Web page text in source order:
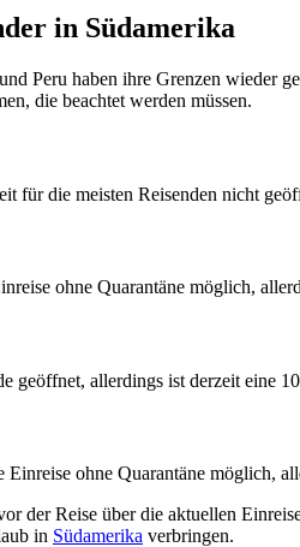
in Südamerika
Peru haben ihre Grenzen wieder
die beachtet werden müssen.
für die meisten Reisenden nicht
ohne Quarantäne möglich,
geöffnet, allerdings ist derzeit eine
ohne Quarantäne möglich,
der Reise über die aktuellen
in Südamerika verbringen.